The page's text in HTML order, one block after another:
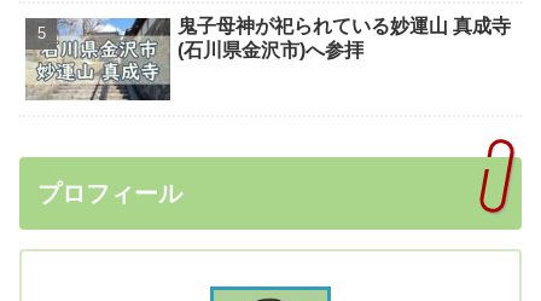
鬼子母神が祀られている妙運山 真成寺
(石川県金沢市)へ参拝
プロフィール